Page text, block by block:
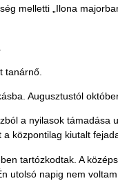
melletti „Ilona
tanárnő.
Augusztustól
a nyilasok
központilag kiutalt
tartózkodtak. A
utolsó napig nem